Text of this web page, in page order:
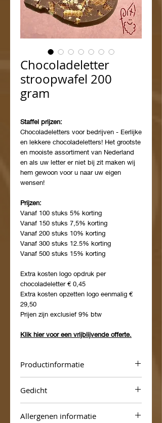
Chocoladeletter
stroopwafel 200
gram
Staffel prijzen:
Chocoladeletters voor bedrijven - Eerlijke
en lekkere chocoladeletters! Het grootste
en mooiste assortiment van Nederland
en als uw letter er niet bij zit maken wij
hem gewoon voor u naar uw eigen
wensen!
Prijzen:
Vanaf 100 stuks 5% korting
Vanaf 150 stuks 7,5% korting
Vanaf 200 stuks 10% korting
Vanaf 300 stuks 12.5% korting
Vanaf 500 stuks 15% korting
Extra kosten logo opdruk per
chocoladeletter € 0,45
Extra kosten opzetten logo eenmalig €
29,50
Prijen zijn exclusief 9% btw
Klik hier voor een vrijblijvende offerte.
Productinformatie
stroopwafelstukjes
Gedicht
te voegen aan de chocoladeletter.
Allergenen informatie